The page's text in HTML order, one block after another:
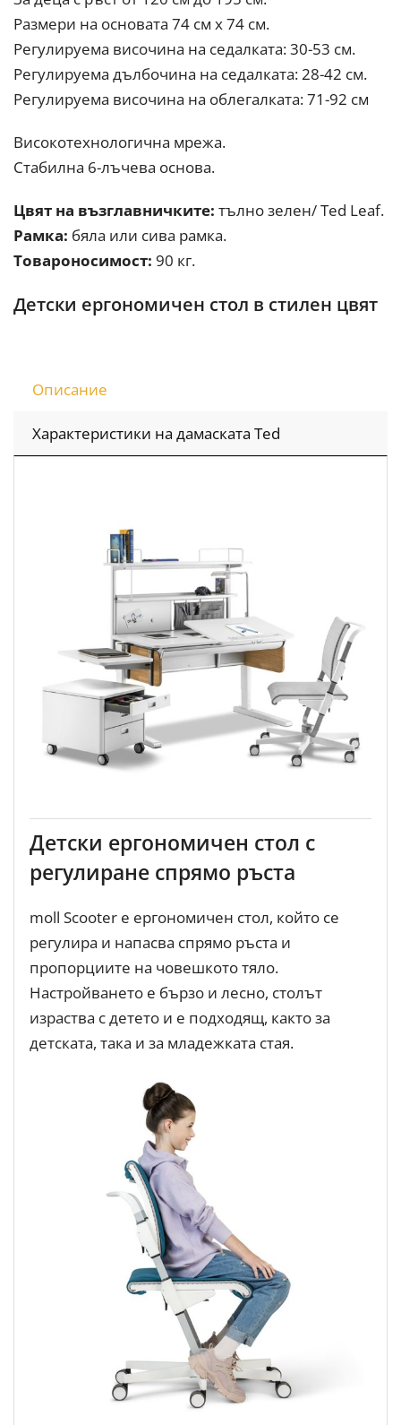
Размери на основата 74 см х 74 см.
Регулируема височина на седалката: 30-53 см.
Регулируема дълбочина на седалката: 28-42 см.
Регулируема височина на облегалката: 71-92 см
Високотехнологична мрежа.
Стабилна 6-лъчева основа.
Цвят на възглавничките: тълно зелен/ Ted Leaf.
Рамка: бяла или сива рамка.
Товароносимост: 90 кг.
Детски ергономичен стол в стилен цвят
Описание
Характеристики на дамаската Ted
Детски ергономичен стол с
регулиране спрямо ръста
moll Scooter е ергономичен стол, който се
регулира и напасва спрямо ръста и
пропорциите на човешкото тяло.
Настройването е бързо и лесно, столът
израства с детето и е подходящ, както за
детската, така и за младежката стая.